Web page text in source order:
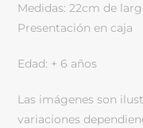
Medidas: 22cm de
Presentación en caja
Edad: + 6 años
Las imágenes son
variaciones